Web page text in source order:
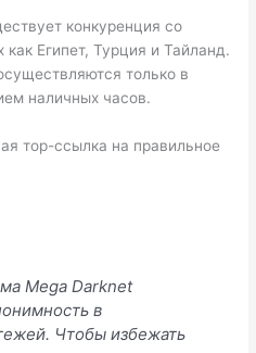
конкуренция со
как Египет, Турция и Тайланд.
только в
наличных часов.
тор-ссылка на правильное
Mega Darknet
в
Чтобы избежать